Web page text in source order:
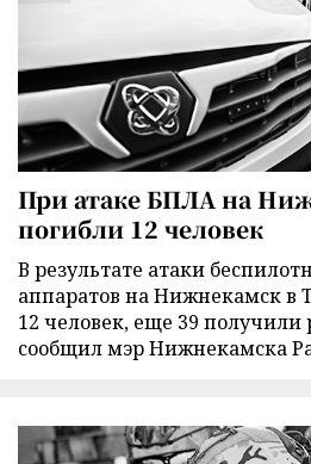
При атаке БПЛА на
погибли 12 человек
В результате атаки
аппаратов на Нижнекамск в
12 человек, еще 39
сообщил мэр Нижнекамска